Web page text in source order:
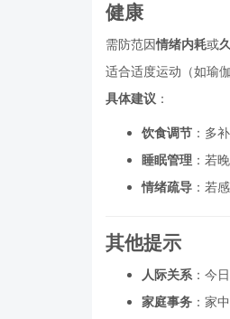
健康
需防范因情绪内耗或
适合适度运动（如瑜
具体建议 ：
饮食调节 ：多
睡眠管理 ：若
情绪疏导 ：若
其他提示
人际关系 ：今
家庭事务 ：家